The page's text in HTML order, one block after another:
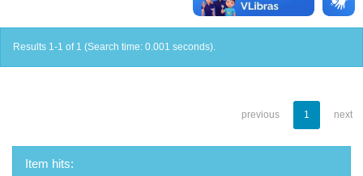
Results 1-1 of 1 (Search time: 0.001 seconds).
previous 1 next
Item hits: